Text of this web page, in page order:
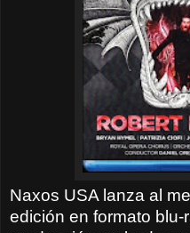
Naxos USA lanza al
edición en formato blu-